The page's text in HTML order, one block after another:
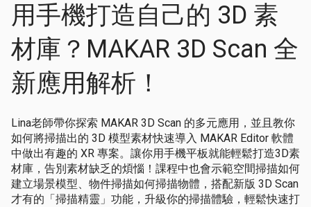
用手機打造自己的 3D 素
材庫？MAKAR 3D Scan 全
新應用解析！
Lina老師帶你探索 MAKAR 3D Scan 的多元應用，並且教你
如何將掃描出的 3D 模型素材快速導入 MAKAR Editor 軟體
中做出有趣的 XR 專案。讓你用手機平板就能輕鬆打造3D素
材庫，告別素材缺乏的煩惱！課程中也會示範空間掃描如何
建立場景模型、物件掃描如何掃描物體，搭配新版 3D Scan
才有的「掃描精靈」功能，升級你的掃描體驗，輕鬆快速打